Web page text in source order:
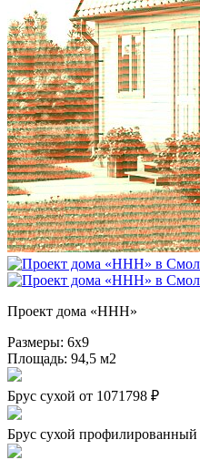
Проект дома «HHH»
Размеры: 6х9
Площадь: 94,5 м2
Брус сухой от 1071798 ₽
Брус сухой профилированный